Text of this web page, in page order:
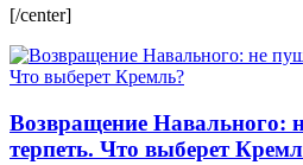
[/center]
Возвращение Навального:
терпеть. Что выберет